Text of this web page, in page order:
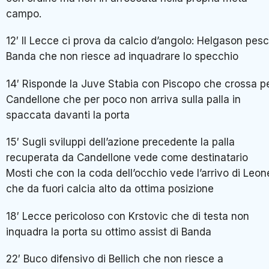
campo.
12′ Il Lecce ci prova da calcio d’angolo: Helgason
Banda che non riesce ad inquadrare lo specchio
14′ Risponde la Juve Stabia con Piscopo che crossa
Candellone che per poco non arriva sulla palla in
spaccata davanti la porta
15′ Sugli sviluppi dell’azione precedente la palla
recuperata da Candellone vede come destinatario
Mosti che con la coda dell’occhio vede l’arrivo di
che da fuori calcia alto da ottima posizione
18′ Lecce pericoloso con Krstovic che di testa non
inquadra la porta su ottimo assist di Banda
22′ Buco difensivo di Bellich che non riesce a